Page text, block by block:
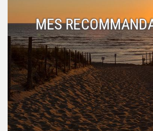
MES